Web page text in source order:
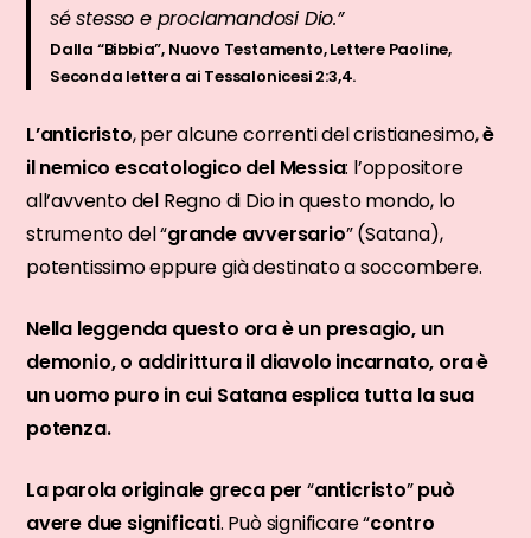
sé stesso e proclamandosi Dio.”
Dalla “Bibbia”, Nuovo Testamento, Lettere Paoline,
Seconda lettera ai Tessalonicesi 2:3,4.
L’anticristo, per alcune correnti del cristianesimo,è
il nemico escatologico del Messia: l’oppositore
all’avvento del Regno di Dio in questo mondo, lo
strumento del “grande avversario” (Satana),
potentissimo eppure già destinato a soccombere.
Nella leggenda questo ora è un presagio, un
demonio, o addirittura il diavolo incarnato, ora è
un uomo puro in cui Satana esplica tutta la sua
potenza.
La parola originale greca per “anticristo”può
avere due significati. Può significare “contro